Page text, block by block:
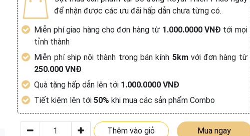
để nhận được các ưu đãi hấp dẫn chưa từng có.
Miễn phí giao hàng cho đơn hàng từ 1.000.0000 VNĐ tới mọi
tỉnh thành
Miễn phí ship nội thành trong bán kính 5kmvới đơn hàng từ
250.000 VNĐ
Quà tặng hấp dẫn lên tới 1.000.0000 VNĐ
Tiết kiệm lên tới50% khi mua các sản phẩm Combo
Thêm vào giỏ Mua ngay